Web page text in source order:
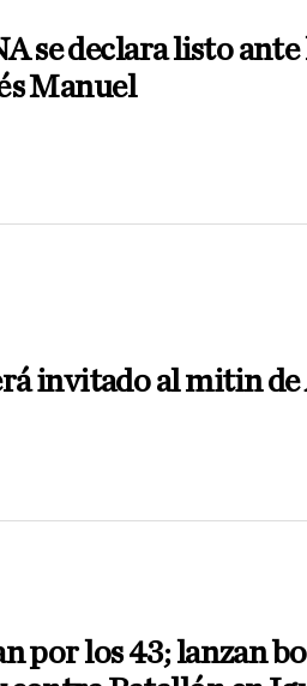
se declara listo ante
Manuel
invitado al mitin
por los 43; lanzan